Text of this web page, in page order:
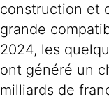
construction et
grande
2024, les
ont généré un
milliards de